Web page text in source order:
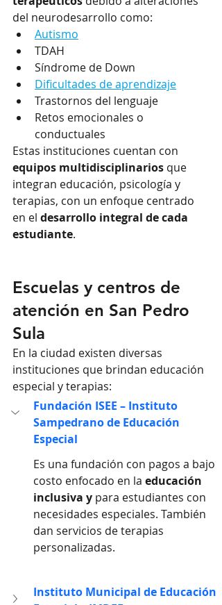
del neurodesarrollo como:
Autismo
TDAH
Síndrome de Down
Dificultades de aprendizaje
Trastornos del lenguaje
Retos emocionales o
conductuales
Estas instituciones cuentan con
equipos multidisciplinarios que
integran educación, psicología y
terapias, con un enfoque centrado
en el desarrollo integral de cada
estudiante.
Escuelas y centros de
atención en San Pedro
Sula
En la ciudad existen diversas
instituciones que brindan educación
especial y terapias:
Fundación ISEE – Instituto
Sampedrano de Educación
Especial
Es una fundación con pagos a bajo
costo enfocado en la educación
inclusiva y para estudiantes con
necesidades especiales. También
dan servicios de terapias
personalizadas.
Instituto Municipal de Educación